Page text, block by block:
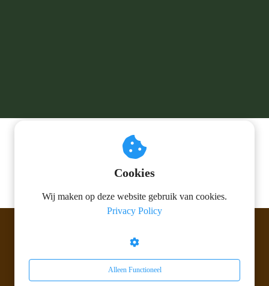
Cookies
Wij maken op deze website gebruik van cookies.
Privacy Policy
Alleen Functioneel